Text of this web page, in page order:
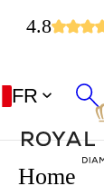
4.8
FR
Home